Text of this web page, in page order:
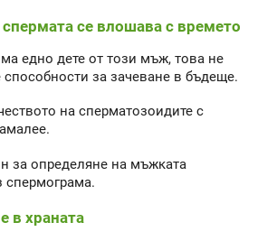
се влошава с времето
едно дете от този мъж, това не
способности за зачеване в бъдеще.
на сперматозоидите с
за определяне на мъжката
спермограма.
в храната